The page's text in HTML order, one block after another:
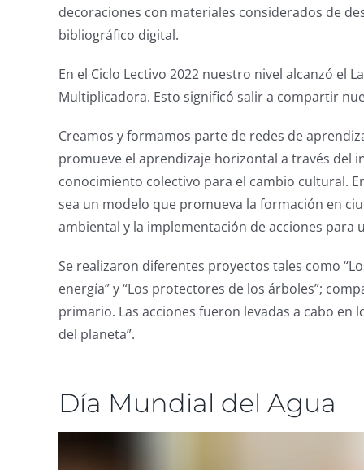
decoraciones con materiales considerados de
bibliográfico digital.
En el Ciclo Lectivo 2022 nuestro nivel alcanzó el
Multiplicadora. Esto significó salir a compartir
Creamos y formamos parte de redes de
promueve el aprendizaje horizontal a través del
conocimiento colectivo para el cambio cultural.
sea un modelo que promueva la formación en
ambiental y la implementación de acciones para
Se realizaron diferentes proyectos tales como
energía” y “Los protectores de los árboles”;
primario. Las acciones fueron levadas a cabo
del planeta”.
Día Mundial del Agua